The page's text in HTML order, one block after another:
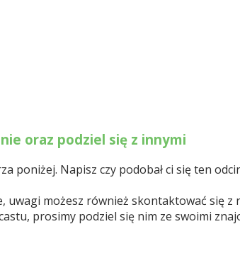
oraz podziel się z innymi
poniżej. Napisz czy podobał ci się ten
uwagi możesz również skontaktować się
prosimy podziel się nim ze swoimi